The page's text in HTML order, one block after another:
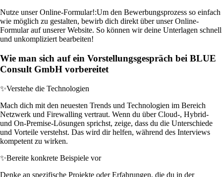
Nutze unser Online-Formular!:Um den Bewerbungsprozess so einfach
wie möglich zu gestalten, bewirb dich direkt über unser Online-
Formular auf unserer Website. So können wir deine Unterlagen schnell
und unkompliziert bearbeiten!
Wie man sich auf ein Vorstellungsgespräch bei BLUE
Consult GmbH vorbereitet
✨Verstehe die Technologien
Mach dich mit den neuesten Trends und Technologien im Bereich
Netzwerk und Firewalling vertraut. Wenn du über Cloud-, Hybrid-
und On-Premise-Lösungen sprichst, zeige, dass du die Unterschiede
und Vorteile verstehst. Das wird dir helfen, während des Interviews
kompetent zu wirken.
✨Bereite konkrete Beispiele vor
Denke an spezifische Projekte oder Erfahrungen, die du in der